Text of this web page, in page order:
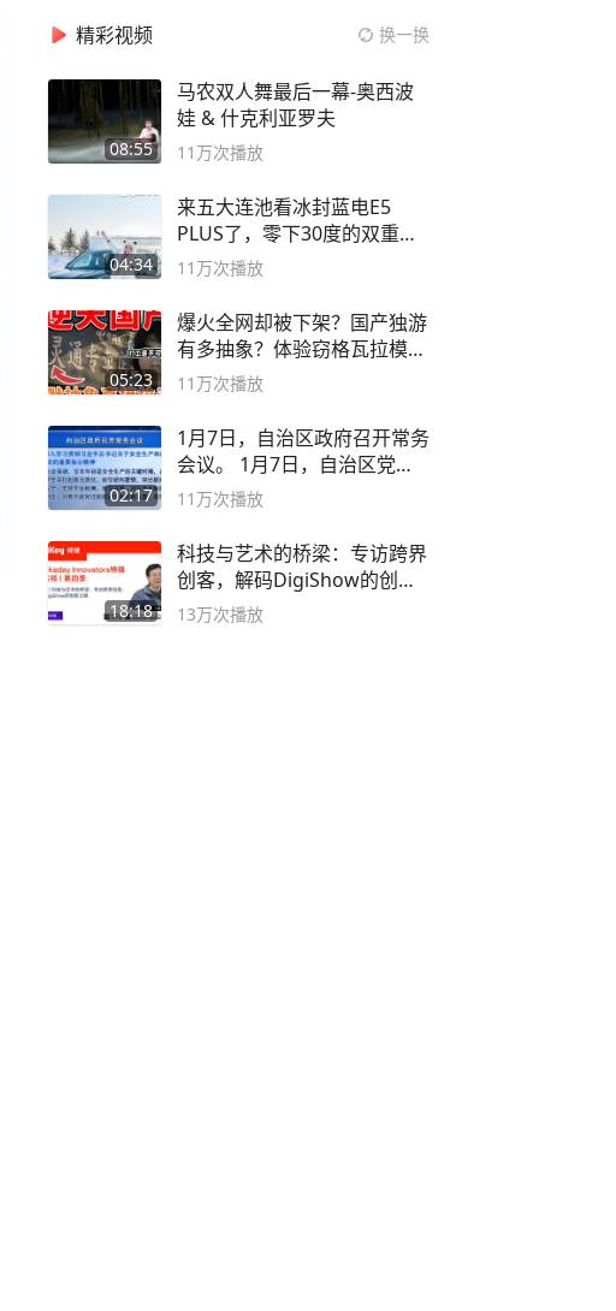
精彩视频 换一换
08:55
马农双人舞最后一幕-奥西波
娃 & 什克利亚罗夫
11万次播放
04:34
来五大连池看冰封蓝电E5
PLUS了，零下30度的双重冰
封40小时全录
11万次播放
05:23
爆火全网却被下架？国产独游
有多抽象？体验窃格瓦拉模拟
器！
11万次播放
02:17
1月7日，自治区政府召开常务
会议。 1月7日，自治区党委
副书记
11万次播放
18:18
科技与艺术的桥梁：专访跨界
创客，解码DigiShow的创新
之路
13万次播放